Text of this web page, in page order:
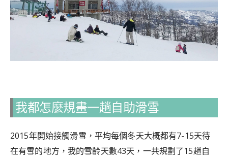
我都怎麼規畫一趟自助滑雪
2015年開始接觸滑雪，平均每個冬天大概都有7-15天待
在有雪的地方，我的雪齡天數43天，一共規劃了15趟自